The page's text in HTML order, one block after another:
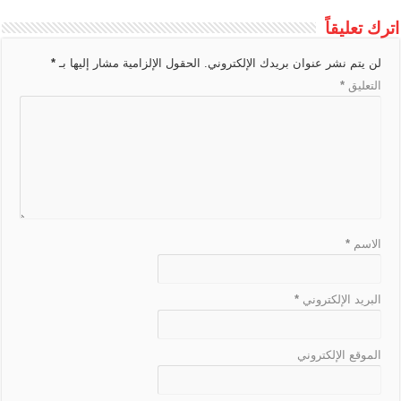
e
p
p
a
m
s
a
o
k
g
e
T
L
n
k
e
اترك تعليقاً
لن يتم نشر عنوان بريدك الإلكتروني. الحقول الإلزامية مشار إليها بـ*
التعليق*
الاسم*
البريد الإلكتروني*
الموقع الإلكتروني